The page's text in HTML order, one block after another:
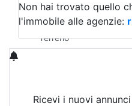
Qualsiasi
Terreno edificabile
Terreno
Non hai trovato quello
l'immobile alle agenzie:
Ricevi i nuovi